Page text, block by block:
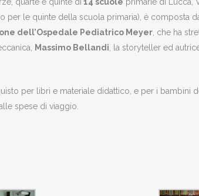
per le quinte della scuola primaria), è composta
dell’Ospedale Pediatrico Meyer , che ha
Massimo Bellandi , la storyteller ed
per libri e materiale didattico, e per i bambini
spese di viaggio.